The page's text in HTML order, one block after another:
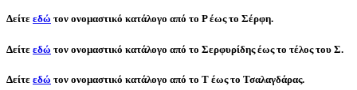
Δείτε εδώ τον ονομαστικό κατάλογο από το Ρέως το Σέρφη.
Δείτε εδώ τον ονομαστικό κατάλογο από το Σερφυρίδηςέως το τέλος του Σ.
Δείτε εδώ τον ονομαστικό κατάλογο από το Τ έως το Τσαλαγδάρας.